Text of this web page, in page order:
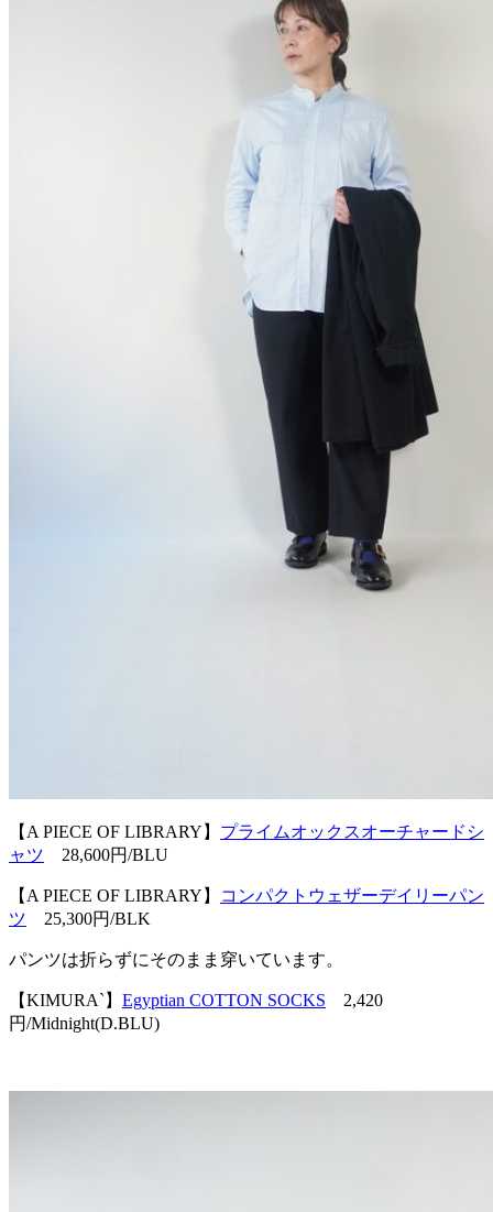
【A PIECE OF LIBRARY】 プライムオックスオーチャードシ
ャツ 28,600円/BLU
【A PIECE OF LIBRARY】
コンパクトウェザーデイリーパン
ツ 25,300円/BLK
パンツは折らずにそのまま穿いています。
【KIMURA`】 Egyptian COTTON SOCKS 2,420
円/Midnight(D.BLU)